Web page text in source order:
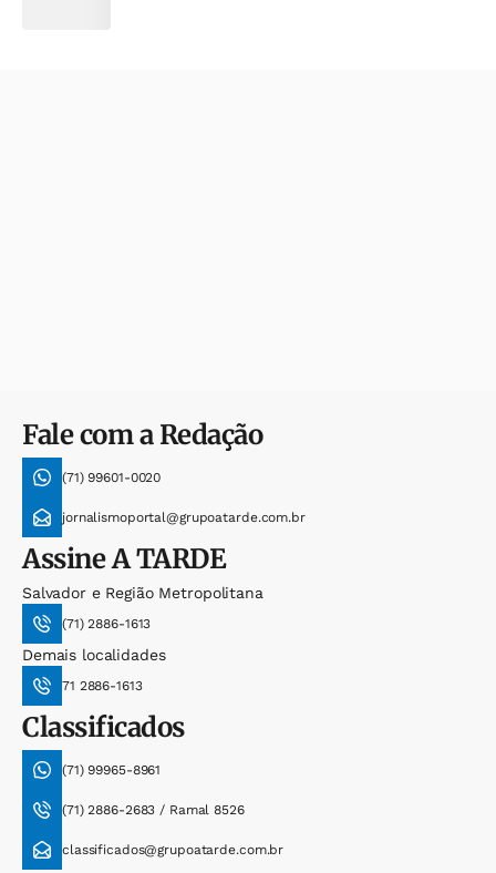
Fale com a Redação
(71) 99601-0020
jornalismoportal@grupoatarde.com.br
AssineA TARDE
Salvador e Região Metropolitana
(71) 2886-1613
Demais localidades
71 2886-1613
Classificados
(71) 99965-8961
(71) 2886-2683 / Ramal 8526
classificados@grupoatarde.com.br